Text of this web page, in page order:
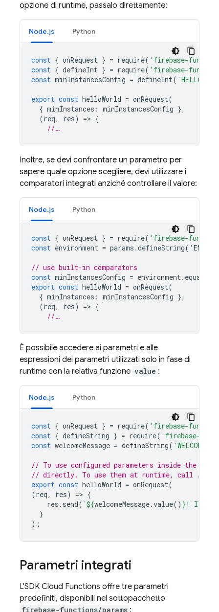
opzione di runtime, passalo direttamente:
Node.js Python
const { onRequest } = require( 'firebase-
const { defineInt } = require( 'firebase-
const minInstancesConfig = defineInt(
export const helloWorld = onRequest(
{ minInstances : minInstancesConfig },
(req, res) => {
//…
Inoltre, se devi confrontare un parametro per
sapere quale opzione scegliere, devi utilizzare i
comparatori integrati anziché controllare il valore:
Node.js Python
const { onRequest } = require( 'firebase-
const environment = params .defineString( ‘
// use built-in comparators
const minInstancesConfig = environment. equals
export const helloWorld = onRequest(
{ minInstances : minInstancesConfig },
(req, res) => {
//…
È possibile accedere ai parametri e alle
espressioni dei parametri utilizzati solo in fase di
runtime con la relativa funzione value :
Node.js Python
const { onRequest } = require( 'firebase-
const { defineString } = require( 'firebase-
const welcomeMessage = defineString(
// To use configured parameters inside the
// directly. To use them at runtime, call
export const helloWorld = onRequest(
(req, res) => {
res . send( `${welcomeMessage.value() } ! I am
}
);
Parametri integrati
L'SDK Cloud Functions offre tre parametri
predefiniti, disponibili nel sottopacchetto
firebase-functions/params :